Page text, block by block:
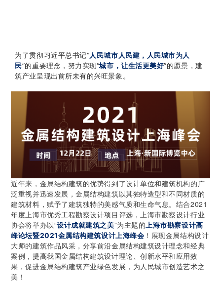
为了贯彻习近平总书记“人民城市人民建，人民城市为人
民”的重要理念，努力实现“城市，让生活更美好”的愿景，建
筑产业呈现出前所未有的兴旺景象。
近年来，金属结构建筑的优势得到了设计单位和建筑机构的广
泛重视并迅速发展，金属结构建筑以其独特造型和不同材质的
建筑材料，赋予了建筑独特的美感气质和生命气息。结合2021
年度上海市优秀工程勘察设计项目评选，上海市勘察设计行业
协会将举办以“设计成就建筑之美”为主题的 上海市勘察设计高
峰论坛暨2021金属结构建筑设计上海峰会 ！展现金属结构设计
大师的建筑作品风采，分享前沿金属结构建筑设计理念和经典
案例，提高我国金属结构建筑设计理论、创新水平和应用效
果，促进金属结构建筑产业绿色发展，为人民城市创造艺术之
美！